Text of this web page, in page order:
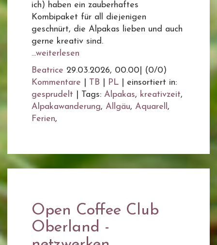
ich) haben ein zauberhaftes
Kombipaket für all diejenigen
geschnürt, die Alpakas lieben und auch
gerne kreativ sind.
...weiterlesen
Beatrice 29.03.2026, 00.00
(0/0)
Kommentare
TB PL
einsortiert in:
gesprudelt
Tags: Alpakas, kreativzeit,
Alpakawanderung, Allgäu, Aquarell,
Ferien,
Open Coffee Club
Oberland -